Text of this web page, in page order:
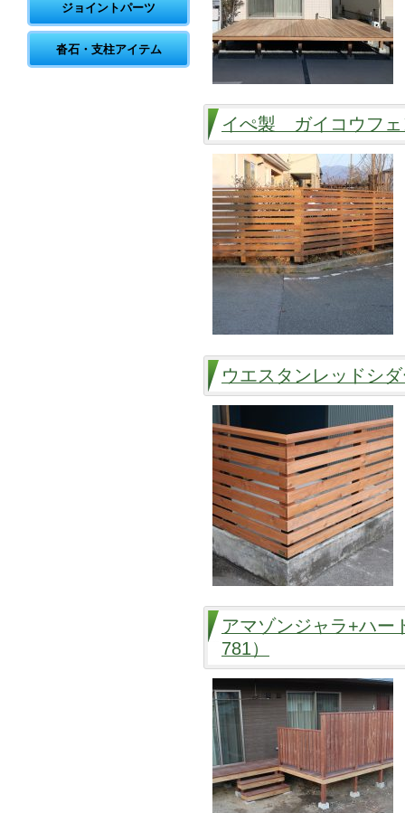
ジョイントパーツ
沓石・支柱アイテム
イぺ製 ガイコウフェ
ウエスタンレッドシ
アマゾンジャラ+ハ
781）